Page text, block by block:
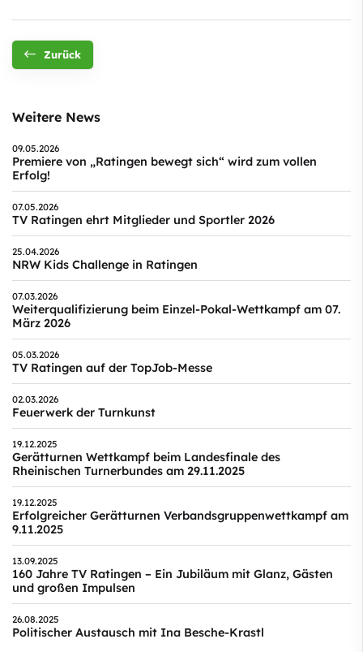
Zurück
Weitere News
09.05.2026
Premiere von „Ratingen bewegt sich“ wird zum vollen
Erfolg!
07.05.2026
TV Ratingen ehrt Mitglieder und Sportler 2026
25.04.2026
NRW Kids Challenge in Ratingen
07.03.2026
Weiterqualifizierung beim Einzel-Pokal-Wettkampf am 07.
März 2026
05.03.2026
TV Ratingen auf der TopJob-Messe
02.03.2026
Feuerwerk der Turnkunst
19.12.2025
Gerätturnen Wettkampf beim Landesfinale des
Rheinischen Turnerbundes am 29.11.2025
19.12.2025
Erfolgreicher Gerätturnen Verbandsgruppenwettkampf am
9.11.2025
13.09.2025
160 Jahre TV Ratingen – Ein Jubiläum mit Glanz, Gästen
und großen Impulsen
26.08.2025
Politischer Austausch mit Ina Besche-Krastl